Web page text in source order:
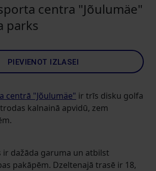
centra "Jõulumäe"
parks
PIEVIENOT IZLASEI
centrā "Jõulumäe" ir trīs disku golfa
kalnainā apvidū, zem
ir dažāda garuma un atbilst
pakāpēm. Dzeltenajā trasē ir 18,